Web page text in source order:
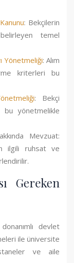
: Bekçilerin
temel
Yönetmeliği: Alım
kriterleri bu
: Bekçi
bu yönetmelikle
Mevzuat:
ilgili ruhsat ve
Gereken
devlet
ile üniversite
ve aile